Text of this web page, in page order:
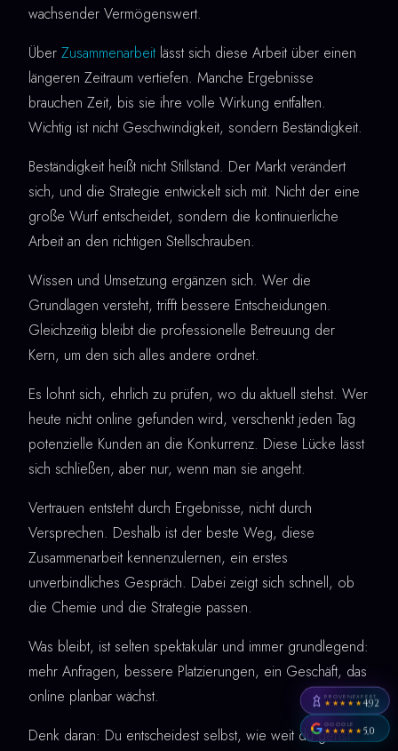
wachsender Vermögenswert.
Über Zusammenarbeit lässt sich diese Arbeit über einen
längeren Zeitraum vertiefen. Manche Ergebnisse
brauchen Zeit, bis sie ihre volle Wirkung entfalten.
Wichtig ist nicht Geschwindigkeit, sondern Beständigkeit.
Beständigkeit heißt nicht Stillstand. Der Markt verändert
sich, und die Strategie entwickelt sich mit. Nicht der eine
große Wurf entscheidet, sondern die kontinuierliche
Arbeit an den richtigen Stellschrauben.
Wissen und Umsetzung ergänzen sich. Wer die
Grundlagen versteht, trifft bessere Entscheidungen.
Gleichzeitig bleibt die professionelle Betreuung der
Kern, um den sich alles andere ordnet.
Es lohnt sich, ehrlich zu prüfen, wo du aktuell stehst. Wer
heute nicht online gefunden wird, verschenkt jeden Tag
potenzielle Kunden an die Konkurrenz. Diese Lücke lässt
sich schließen, aber nur, wenn man sie angeht.
Vertrauen entsteht durch Ergebnisse, nicht durch
Versprechen. Deshalb ist der beste Weg, diese
Zusammenarbeit kennenzulernen, ein erstes
unverbindliches Gespräch. Dabei zeigt sich schnell, ob
die Chemie und die Strategie passen.
Was bleibt, ist selten spektakulär und immer grundlegend:
mehr Anfragen, bessere Platzierungen, ein Geschäft, das
online planbar wächst.
Denk daran: Du entscheidest selbst, wie weit du gehst
PROVENEXPERT
★★★★★4,92
GOOGLE
★★★★★5,0